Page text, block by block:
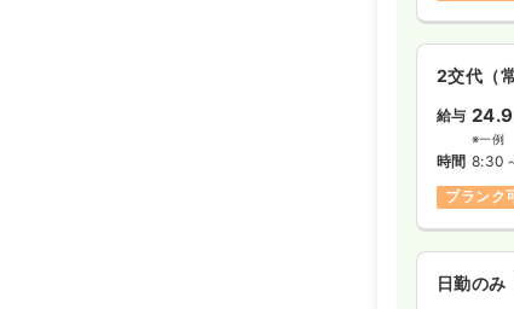
2交代（
給与
※一例
時間 8:30
ブランク
日勤のみ